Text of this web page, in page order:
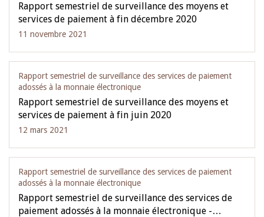
Rapport semestriel de surveillance des moyens et
services de paiement à fin décembre 2020
11 novembre 2021
Rapport semestriel de surveillance des services de paiement
adossés à la monnaie électronique
Rapport semestriel de surveillance des moyens et
services de paiement à fin juin 2020
12 mars 2021
Rapport semestriel de surveillance des services de paiement
adossés à la monnaie électronique
Rapport semestriel de surveillance des services de
paiement adossés à la monnaie électronique -…